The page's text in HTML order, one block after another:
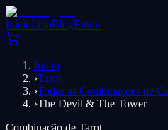
InícioLojaBlogEntrar
Início
›Tarot
›Todas as Combinações de
›The Devil & The Tower
Combinação de Tarot